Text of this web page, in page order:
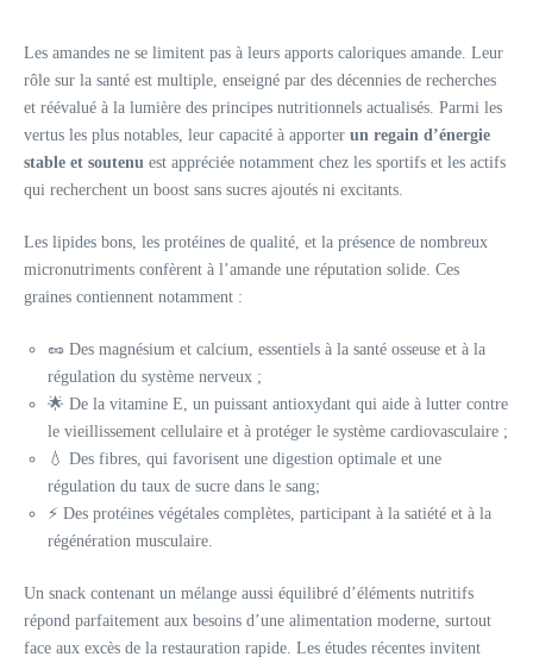
Les amandes ne se limitent pas à leurs apports caloriques amande. Leur
rôle sur la santé est multiple, enseigné par des décennies de recherches
et réévalué à la lumière des principes nutritionnels actualisés. Parmi les
vertus les plus notables, leur capacité à apporter un regain d’énergie
stable et soutenu est appréciée notamment chez les sportifs et les actifs
qui recherchent un boost sans sucres ajoutés ni excitants.
Les lipides bons, les protéines de qualité, et la présence de nombreux
micronutriments confèrent à l’amande une réputation solide. Ces
graines contiennent notamment :
🥜 Des magnésium et calcium, essentiels à la santé osseuse et à la
régulation du système nerveux ;
🌟 De la vitamine E, un puissant antioxydant qui aide à lutter contre
le vieillissement cellulaire et à protéger le système cardiovasculaire ;
💧 Des fibres, qui favorisent une digestion optimale et une
régulation du taux de sucre dans le sang;
⚡ Des protéines végétales complètes, participant à la satiété et à la
régénération musculaire.
Un snack contenant un mélange aussi équilibré d’éléments nutritifs
répond parfaitement aux besoins d’une alimentation moderne, surtout
face aux excès de la restauration rapide. Les études récentes invitent